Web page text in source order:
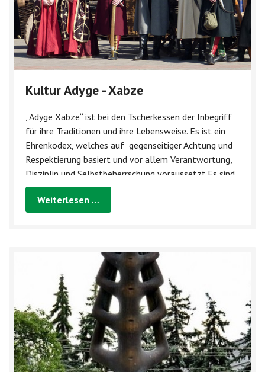
Kultur Adyge - Xabze
„Adyge Xabze“ ist bei den Tscherkessen der Inbegriff
für ihre Traditionen und ihre Lebensweise. Es ist ein
Ehrenkodex, welches auf gegenseitiger Achtung und
Respektierung basiert und vor allem Verantwortung,
Disziplin und Selbstbeherrschung voraussetzt.Es sind
die ungeschriebenen Gesetze der...
Weiterlesen …